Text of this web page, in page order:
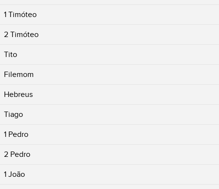
1 Timóteo
2 Timóteo
Tito
Filemom
Hebreus
Tiago
1 Pedro
2 Pedro
1 João